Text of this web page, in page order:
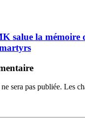
salue la mémoire
sera pas publiée. Les